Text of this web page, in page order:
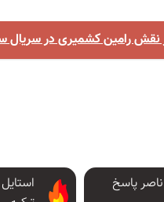
نقش رامین کشمیری در
پاسخ